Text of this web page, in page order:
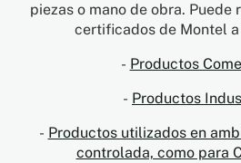
piezas o mano de obra.
certificados de Montel
- Productos
- Productos
- Productos utilizados en
controlada, como para